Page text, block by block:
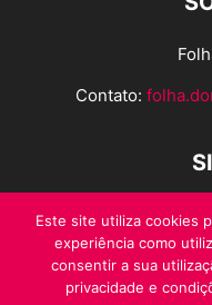
Contato:
Este site utiliza cookies
experiência como
consentir a sua
privacidade e